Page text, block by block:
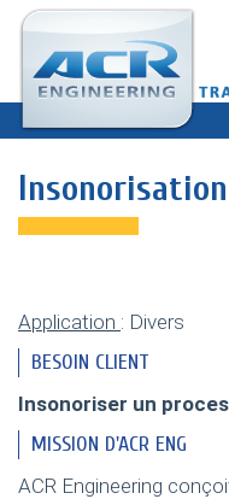
Application : Divers
BESOIN CLIENT
Insonoriser un
MISSION D'ACR ENG
ACR Engineering